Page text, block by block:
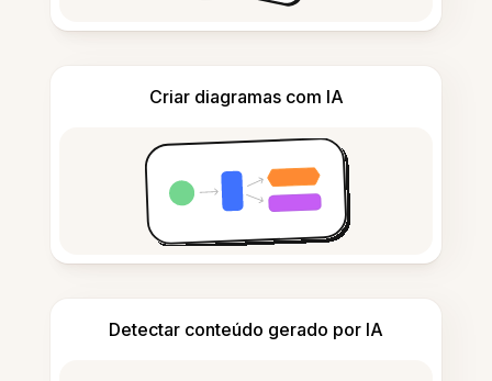
Criar diagramas com IA
Detectar conteúdo gerado por IA